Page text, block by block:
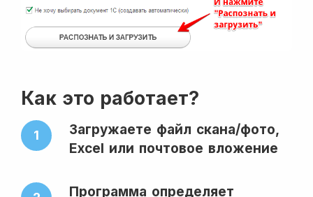
Как это работает?
1
Загружаете файл скана/фото,
Excel или почтовое вложение
Программа определяет